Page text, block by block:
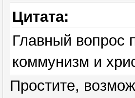
Цитата:
Главный вопрос
коммунизм и
Простите,